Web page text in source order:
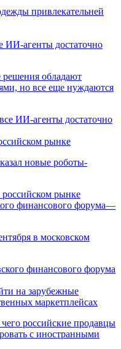
ИИ-агенты достаточно
решения обладают
но все еще нуждаются
рынке
новые роботы-
финансового форума—
в московском
на зарубежные
маркетплейсах
российские продавцы
с иностранными